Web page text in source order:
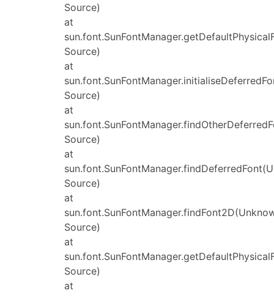
Source)
at
Source)
at
Source)
at
Source)
at
Source)
at
Source)
at
Source)
at